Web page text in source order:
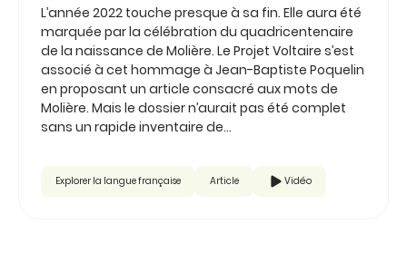
L’année 2022 touche presque à sa fin. Elle aura été
marquée par la célébration du quadricentenaire
de la naissance de Molière. Le Projet Voltaire s’est
associé à cet hommage à Jean-Baptiste Poquelin
en proposant un article consacré aux mots de
Molière. Mais le dossier n’aurait pas été complet
sans un rapide inventaire de...
Explorer la langue française Article Vidéo